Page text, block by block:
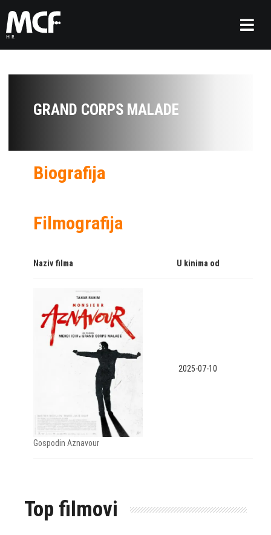
GRAND CORPS MALADE
Biografija
Filmografija
Naziv filma U kinima od
Gospodin Aznavour
2025-07-10
Top filmovi